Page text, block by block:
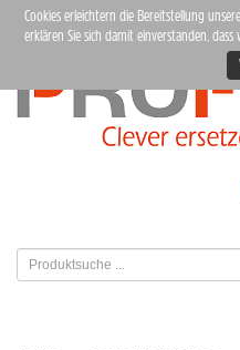
Cookies erleichtern die Bereitstellung
erklären Sie sich damit einverstanden, dass